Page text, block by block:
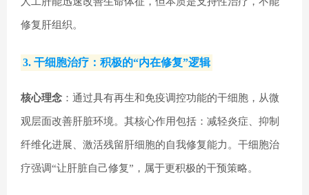
修复肝组织。
3. 干细胞治疗：积极的“内在修复”逻辑
核心理念 ：通过具有再生和免疫调控功能的干细胞，从微
观层面改善肝脏环境。其核心作用包括：减轻炎症、抑制
纤维化进展、激活残留肝细胞的自我修复能力。干细胞治
疗强调“让肝脏自己修复”，属于更积极的干预策略。